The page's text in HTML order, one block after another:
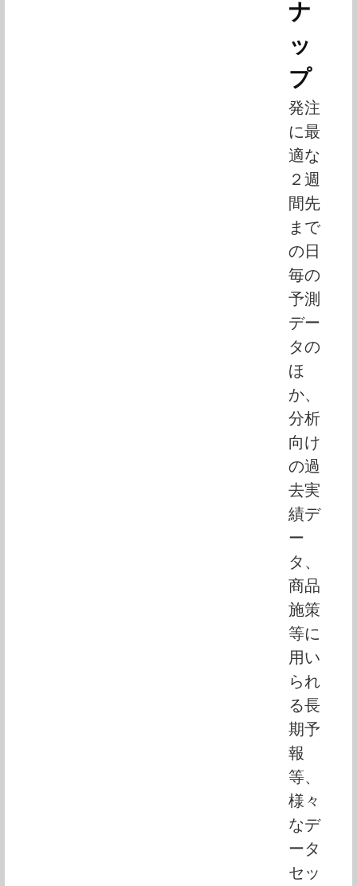
ナ
ッ
プ
発注
に最
適な
２週
間先
まで
の日
毎の
予測
デー
タの
ほ
か、
分析
向け
の過
去実
績デ
ー
タ、
商品
施策
等に
用い
られ
る長
期予
報
等、
様々
なデ
ータ
セッ